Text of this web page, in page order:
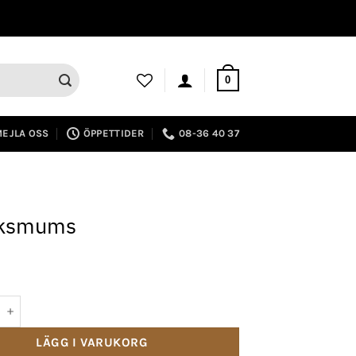
0
OSS ÖPPETTIDER 08-36 40 37
LÄGG I VARUKORG